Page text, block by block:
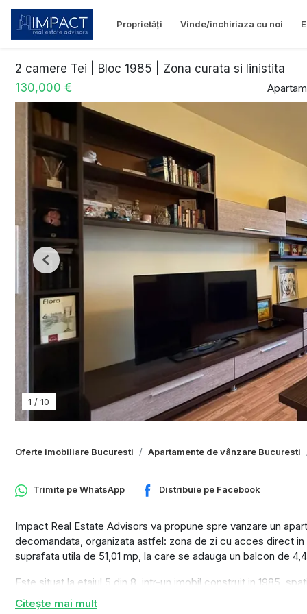
Proprietăți Vinde/inchiriaza cu noi
2 camere Tei | Bloc 1985 | Zona curata si linistita
130,000 €
1 / 10
Previous
Oferte imobiliare Bucuresti Apartamente de vânzare Bucuresti
Trimite peWhatsApp Distribuie pe Facebook
Impact Real Estate Advisors va propune spre vanzare un
decomandata, organizata astfel: zona de zi cu acces direct
suprafata utila de 51,01 mp, la care se adauga un balcon de
Este situat la etajul 5 din 8, intr-un imobil construit in 1985,
confortabil pe tot parcursul zilei.
Citește mai mult